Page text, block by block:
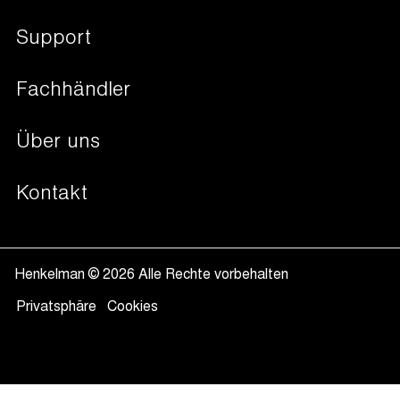
Non-Food
Währung und Dokumente
Verpackungslösungen
Soft air
Sous-vide Garen
Support
Fachhändler
Über uns
Kontakt
Henkelman © 2026 Alle Rechte vorbehalten
Privatsphäre Cookies